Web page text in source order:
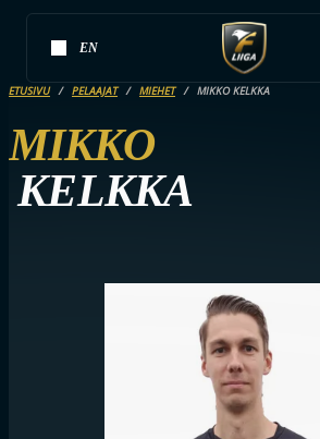
EN
ETUSIVU PELAAJAT MIEHET MIKKO KELKKA
MIKKO
KELKKA